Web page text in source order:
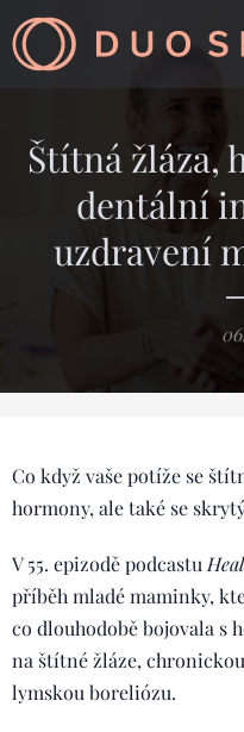
Štítná žláza,
dentální
uzdravení
Co když vaše potíže se
hormony, ale také se
V 55. epizodě podcastu
příběh mladé maminky,
co dlouhodobě bojovala s
na štítné žláze,
lymskou boreliózu.